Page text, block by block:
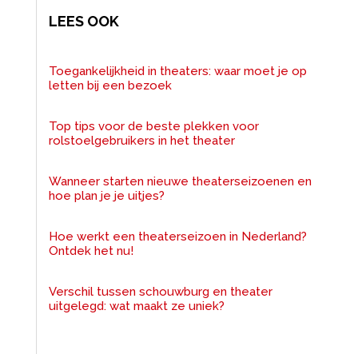
LEES OOK
Toegankelijkheid in theaters: waar moet je op
letten bij een bezoek
Top tips voor de beste plekken voor
rolstoelgebruikers in het theater
Wanneer starten nieuwe theaterseizoenen en
hoe plan je je uitjes?
Hoe werkt een theaterseizoen in Nederland?
Ontdek het nu!
Verschil tussen schouwburg en theater
uitgelegd: wat maakt ze uniek?